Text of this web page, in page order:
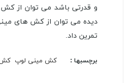
و قدرتی باشد می توان از
دیده می توان از کش های
تمرین داد.
برچسبها : کش مینی لوپ کش